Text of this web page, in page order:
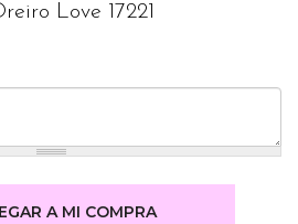
Love 17221
A MI COMPRA